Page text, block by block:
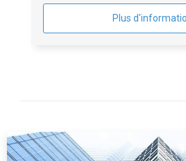
Plus